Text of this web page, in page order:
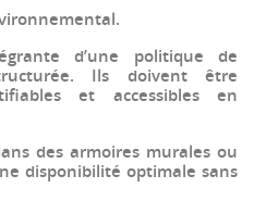
.
d’une politique de
Ils doivent être
et accessibles en
des armoires murales ou
disponibilité optimale sans